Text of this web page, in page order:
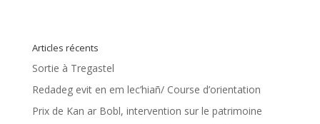
Mont-maez er Roc’h Yeodi – Sortie à la Roche Jaudy
Intervention Valorys
Cinema Redadeg
Atelier tenue dérobée